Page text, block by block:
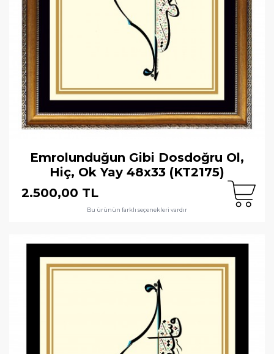
Emrolunduğun Gibi Dosdoğru Ol,
Hiç, Ok Yay 48x33 (KT2175)
2.500,00 TL
Bu ürünün farklı seçenekleri vardır